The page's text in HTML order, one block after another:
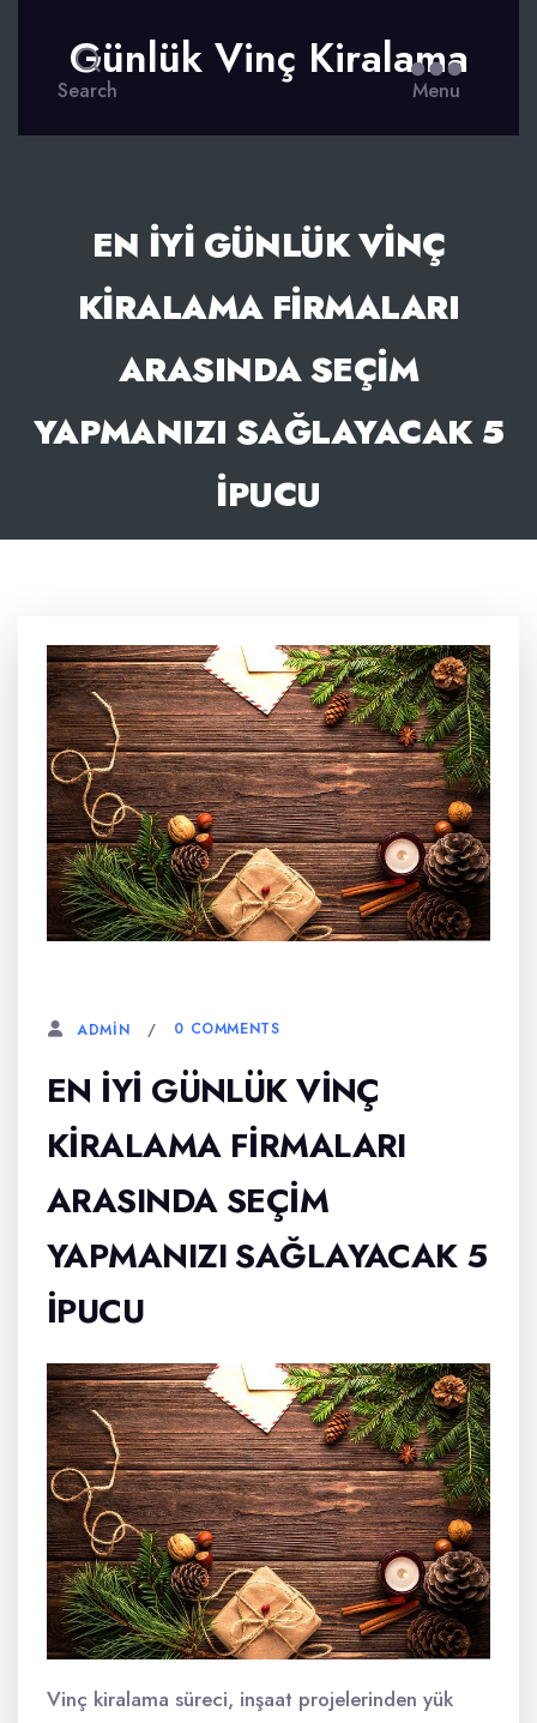
Search
Günlük Vinç Kiralama
Menu
EN IYI GÜNLÜK VINÇ
KIRALAMA FIRMALARI
ARASINDA SEÇIM
YAPMANIZI SAĞLAYACAK 5
IPUCU
ADMIN 0 COMMENTS
EN IYI GÜNLÜK VINÇ
KIRALAMA FIRMALARI
ARASINDA SEÇIM
YAPMANIZI SAĞLAYACAK 5
IPUCU
Vinç kiralama süreci, inşaat projelerinden yük